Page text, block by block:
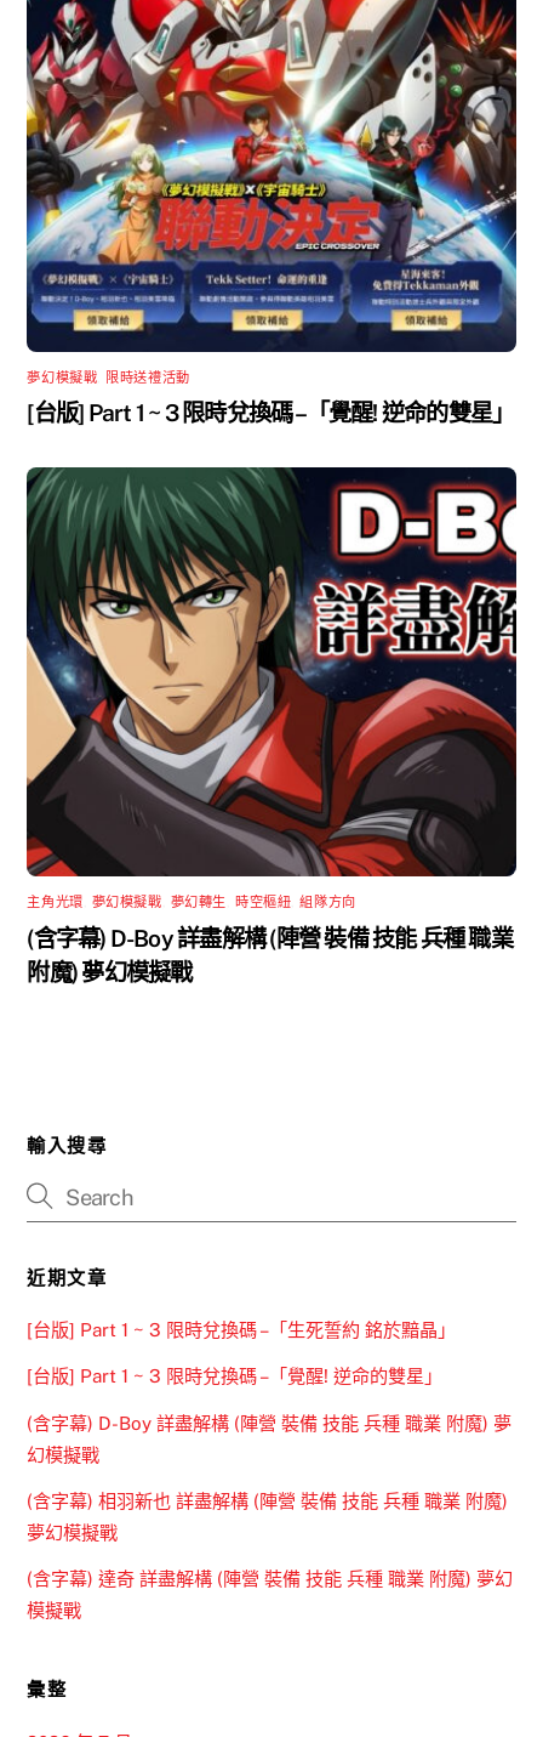
夢幻模擬戰 限時送禮活動
[台版] Part 1 ~ 3 限時兌換碼 –「覺醒! 逆命的雙星」
主角光環 夢幻模擬戰 夢幻轉生 時空樞紐 ,組隊方向
(含字幕) D-Boy 詳盡解構 (陣營 裝備 技能 兵種 職業
附魔) 夢幻模擬戰
輸入搜尋
近期文章
[台版] Part 1 ~ 3 限時兌換碼 –「生死誓約 銘於黯晶」
[台版] Part 1 ~ 3 限時兌換碼 –「覺醒! 逆命的雙星」
(含字幕) D-Boy 詳盡解構 (陣營 裝備 技能 兵種 職業 附魔) 夢
幻模擬戰
(含字幕) 相羽新也 詳盡解構 (陣營 裝備 技能 兵種 職業 附魔)
夢幻模擬戰
(含字幕) 達奇 詳盡解構 (陣營 裝備 技能 兵種 職業 附魔) 夢幻
模擬戰
彙整